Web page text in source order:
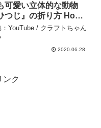
可愛い立体的な動物
つじ』の折り方 How
a sheep with
【お正月】 – クラ
：YouTube / クラフトちゃん
2020.06.28
ンク